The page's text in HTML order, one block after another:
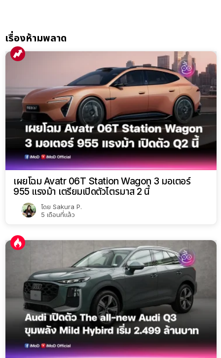
เรื่องห้ามพลาด
เผยโฉม Avatr 06T Station Wagon 3 มอเตอร์
955 แรงม้า เตรียมเปิดตัวไตรมาส 2 นี้
โดย Sakura P.
5 เดือนที่แล้ว